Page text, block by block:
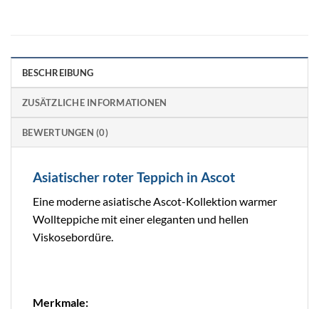
BESCHREIBUNG
ZUSÄTZLICHE INFORMATIONEN
BEWERTUNGEN (0)
Asiatischer roter Teppich in Ascot
Eine moderne asiatische Ascot-Kollektion warmer
Wollteppiche mit einer eleganten und hellen
Viskosebordüre.
Merkmale: